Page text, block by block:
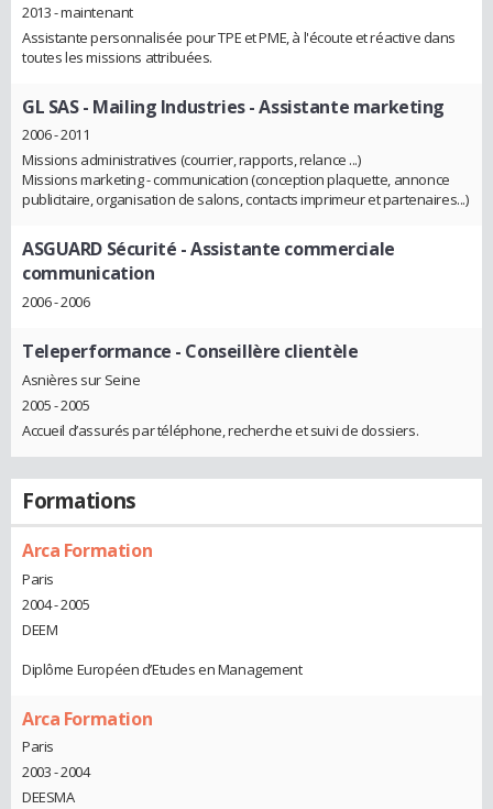
2013 - maintenant
Assistante personnalisée pour TPE et PME, à l'écoute et réactive dans
toutes les missions attribuées.
GL SAS - Mailing Industries- Assistante marketing
2006 - 2011
Missions administratives (courrier, rapports, relance ...)
Missions marketing - communication (conception plaquette, annonce
publicitaire, organisation de salons, contacts imprimeur et partenaires...)
ASGUARD Sécurité - Assistante commerciale
communication
2006 - 2006
Teleperformance - Conseillère clientèle
Asnières sur Seine
2005 - 2005
Accueil d’assurés par téléphone, recherche et suivi de dossiers.
Formations
Arca Formation
Paris
2004 - 2005
DEEM
Diplôme Européen d’Etudes en Management
Arca Formation
Paris
2003 - 2004
DEESMA